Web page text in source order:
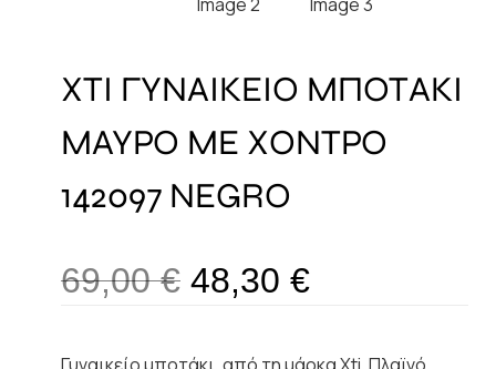
XTI ΓΥΝΑΙΚΕΙΟ ΜΠΟΤΑΚΙ
ΜΑΥΡΟ ΜΕ ΧΟΝΤΡΟ
142097 NEGRO
69,00€ 48,30 €